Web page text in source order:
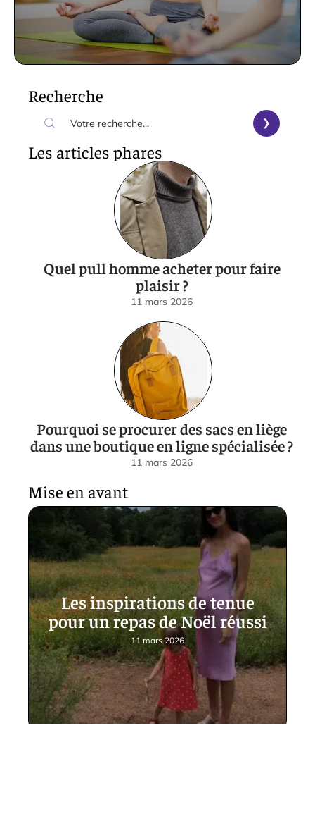
Recherche
Les articles phares
Quel pull homme acheter pour faire
plaisir ?
11 mars 2026
Pourquoi se procurer des sacs en liège
dans une boutique en ligne spécialisée ?
11 mars 2026
Mise en avant
Les inspirations de tenue
pour un repas de Noël réussi
11 mars 2026